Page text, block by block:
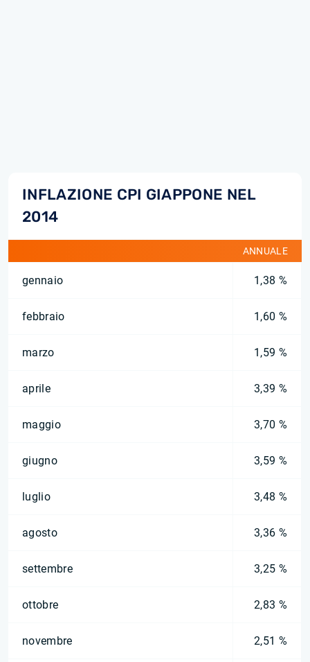
INFLAZIONE CPI GIAPPONE NEL
2014
ANNUALE
gennaio 1,38 %
febbraio 1,60 %
marzo 1,59 %
aprile 3,39 %
maggio 3,70 %
giugno 3,59 %
luglio 3,48 %
agosto 3,36 %
settembre 3,25 %
ottobre 2,83 %
novembre 2,51 %